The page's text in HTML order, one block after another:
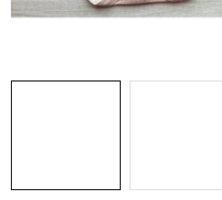
Podmínky ochrany osobních